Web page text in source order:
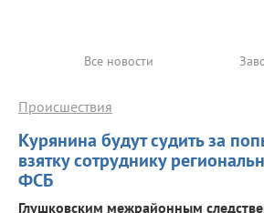
Все новости
Курянина будут судить за
взятку сотруднику
ФСБ
Происшествия
Глушковским межрайонным